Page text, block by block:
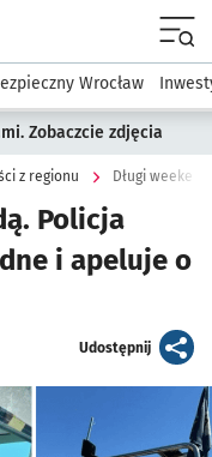
Dla mieszkańca
Wrocław
Zobaczcie zdjęcia
z regionu Długi
Policja
i apeluje o
Udostępnijartykuł